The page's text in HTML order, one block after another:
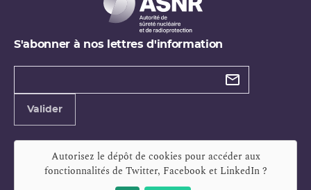
S'abonner à nos lettres d'information
Types de
Valider
Autorisez le dépôt de cookies pour accéder aux
fonctionnalités de Twitter, Facebook et LinkedIn?